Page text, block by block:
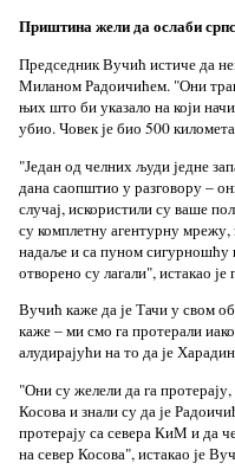
Приштина жели да ослаби
Председник Вучић истиче да
Миланом Радоичићем. "Они
њих што би указало на који
убио. Човек је био 500
"Један од челних људи једне
дана саопштио у разговору –
случај, искористили су ваше
су комплетну агентурну мрежу,
надаље и са пуном сигурношћу
отворено су лагали", истакао
Вучић каже да је Тачи у свом
каже – ми смо га протерали
алудирајући на то да је
"Они су желели да га
Косова и знали су да је
протерају са севера КиМ и да
на север Косова", истакао је